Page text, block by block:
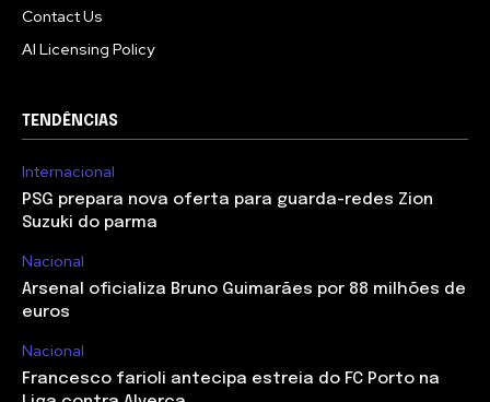
Contact Us
AI Licensing Policy
TENDÊNCIAS
Internacional
PSG prepara nova oferta para guarda-redes Zion
Suzuki do parma
Nacional
Arsenal oficializa Bruno Guimarães por 88 milhões de
euros
Nacional
Francesco farioli antecipa estreia do FC Porto na